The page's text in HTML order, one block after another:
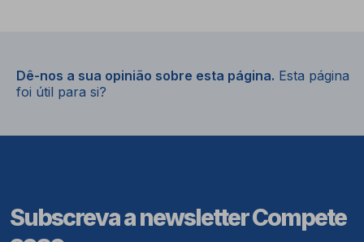
Dê-nos a sua opinião sobre esta página. Esta página
foi útil para si?
Subscreva a newsletter Compete